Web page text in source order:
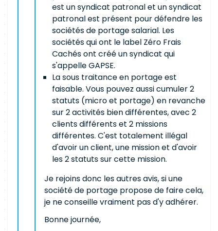
est un syndicat patronal et un syndicat
patronal est présent pour défendre les
sociétés de portage salarial. Les
sociétés qui ont le label Zéro Frais
Cachés ont créé un syndicat qui
s'appelle GAPSE.
La sous traitance en portage est
faisable. Vous pouvez aussi cumuler 2
statuts (micro et portage) en revanche
sur 2 activités bien différentes, avec 2
clients différents et 2 missions
différentes. C'est totalement illégal
d'avoir un client, une mission et d'avoir
les 2 statuts sur cette mission.
Je rejoins donc les autres avis, si une
société de portage propose de faire cela,
je ne conseille vraiment pas d'y adhérer.
Bonne journée,